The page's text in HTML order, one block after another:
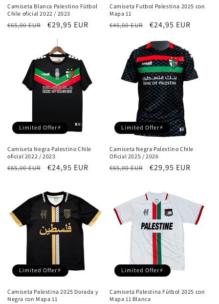
n
:
Camiseta Blanca Palestino Fútbol
Chile oficial 2022 / 2023
Precio
€65,00 EUR
Precio
oferta
€29,95 EUR
Camiseta Futbol Palestina 2025 con
Mapa 11
Precio
€45,00 EUR
Precio
oferta
€24,95 EUR
Limited Offer⚡
Camiseta Negra Palestino Chile
oficial 2022 / 2023
Precio
€65,00 EUR
Precio
oferta
€24,95 EUR
Limited Offer⚡
Camiseta Negra Palestino Chile
Oficial 2025 / 2026
Precio
€65,00 EUR
Precio
€29,95 EUR
Limited Offer⚡
Camiseta Palestina 2025 Dorada y
Negra con Mapa 11
Limited Offer⚡
Camiseta Palestina Fútbol 2025 con
Mapa 11 Blanca